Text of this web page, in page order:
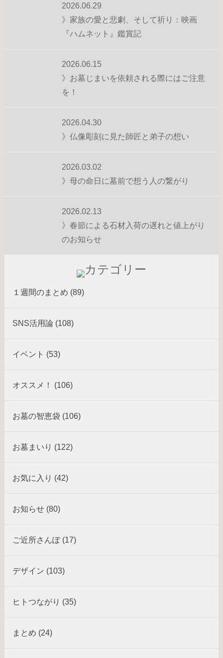
2026.06.29
》家族の愛と悲劇、そして祈り：映画
『ハムネット』鑑賞記
2026.06.15
》お墓じまいを依頼される際にはご注意
を！
2026.04.30
》仏像彫刻に見た師匠と弟子の想い
2026.03.02
》母の命日に墓前で想う人の繋がり
2026.02.13
》春節による石材入荷の遅れと値上がり
のお知らせ
１週間のまとめ (89)
SNS活用論 (108)
イベント (53)
オススメ！ (106)
お墓の智恵袋 (106)
お墓まいり (122)
お気に入り (42)
お知らせ (80)
ご近所さんぽ (17)
デザイン (103)
ヒトつながり (35)
まとめ (24)